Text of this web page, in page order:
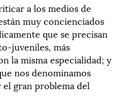
a los medios de
muy concienciados
que se precisan
juveniles, más
la misma especialidad; y
nos denominamos
gran problema del